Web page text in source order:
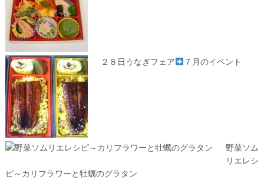
２８日うなぎフェア ７月のイベント
野菜ソム
リエレシ
ピ～カリフラワーと牡蠣のグラタン